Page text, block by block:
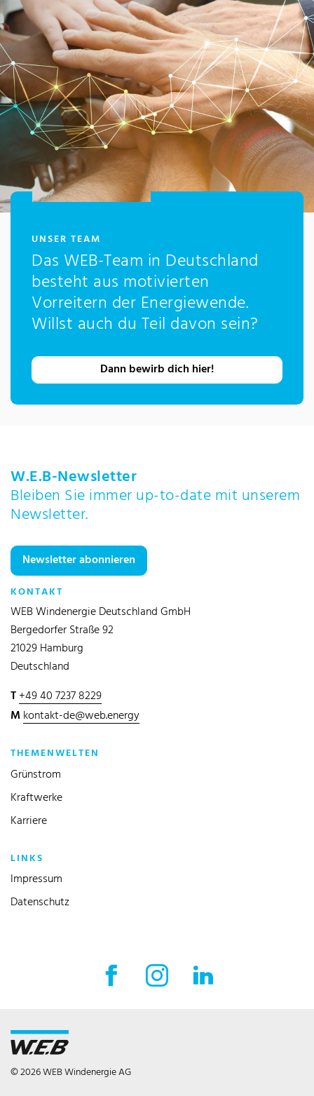
UNSER TEAM
Das WEB-Team in Deutschland
besteht aus motivierten
Vorreitern der Energiewende.
Willst auch du Teil davon sein?
Dann bewirb dich hier!
W.E.B-Newsletter
Bleiben Sie immer up-to-date mit unserem
Newsletter.
Newsletter abonnieren
KONTAKT
WEB Windenergie Deutschland GmbH
Bergedorfer Straße 92
21029 Hamburg
Deutschland
T+49 40 7237 8229
Mkontakt-de@web.energy
THEMENWELTEN
Grünstrom
Kraftwerke
Karriere
LINKS
Impressum
Datenschutz
Facebook Externer Link
Instagram Externer Link
© 2026 WEB Windenergie AG